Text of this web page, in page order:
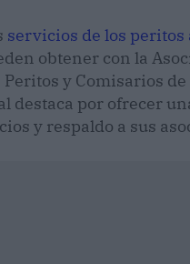
servicios de los peritos
obtener con la
y Comisarios
destaca por ofrecer
y respaldo a sus